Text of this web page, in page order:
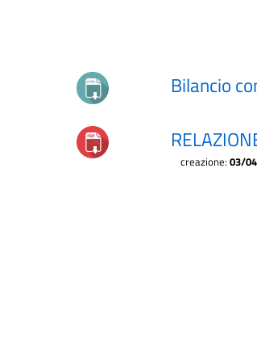
Bilancio
creazione:03/